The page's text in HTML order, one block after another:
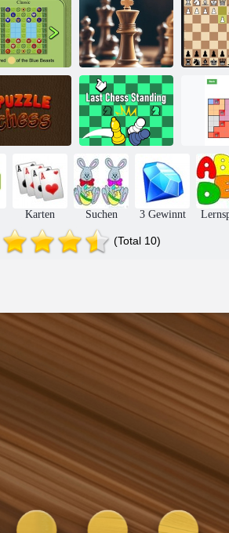
Schach online
Schachpuzzle
Letzter Schach
stand
Karten Suchen 3 Gewinnt
(Total 10)